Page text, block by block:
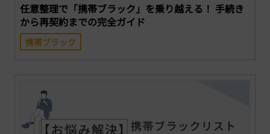
任意整理で「携帯ブラック」を乗り越える！ 手続き
から再契約までの完全ガイド
携帯ブラック